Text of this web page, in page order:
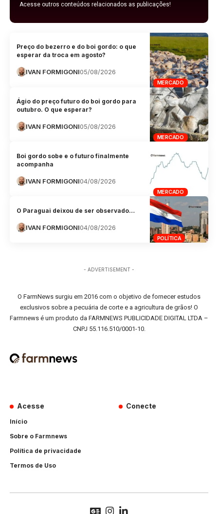
Acesse outros conteúdos relacionados as publicações!
MERCADO
Preço do bezerro e do boi gordo: o que
esperar da troca em agosto?
IVAN FORMIGONI05/08/2026
MERCADO
Ágio do preço futuro do boi gordo para
outubro. O que esperar?
IVAN FORMIGONI05/08/2026
MERCADO
Boi gordo sobe e o futuro finalmente
acompanha
IVAN FORMIGONI04/08/2026
POLÍTICA
O Paraguai deixou de ser observado…
IVAN FORMIGONI04/08/2026
- ADVERTISEMENT -
O FarmNews surgiu em 2016 com o objetivo de fornecer estudos
exclusivos sobre a pecuária de corte e a agricultura de grãos! O
Farmnews é um produto da FARMNEWS PUBLICIDADE DIGITAL LTDA –
CNPJ 55.116.510/0001-10.
Acesse
Início
Sobre o Farmnews
Política de privacidade
Termos de Uso
Conecte